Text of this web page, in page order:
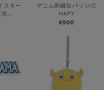
スター
光...
デニム刺繍缶バッジ/C
HAPY
¥900